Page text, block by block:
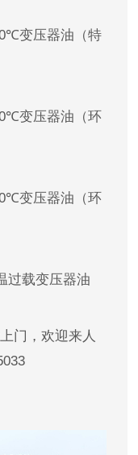
变压器油（特
变压器油（环
变压器油（环
过载变压器油
门，欢迎来人